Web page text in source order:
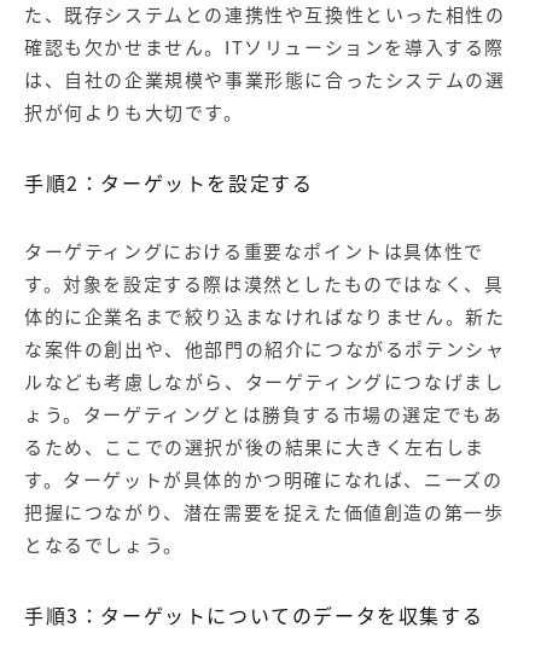
た、既存システムとの連携性や互換性といった相性の
確認も欠かせません。ITソリューションを導入する際
は、自社の企業規模や事業形態に合ったシステムの選
択が何よりも大切です。
手順2：ターゲットを設定する
ターゲティングにおける重要なポイントは具体性で
す。対象を設定する際は漠然としたものではなく、具
体的に企業名まで絞り込まなければなりません。新た
な案件の創出や、他部門の紹介につながるポテンシャ
ルなども考慮しながら、ターゲティングにつなげまし
ょう。ターゲティングとは勝負する市場の選定でもあ
るため、ここでの選択が後の結果に大きく左右しま
す。ターゲットが具体的かつ明確になれば、ニーズの
把握につながり、潜在需要を捉えた価値創造の第一歩
となるでしょう。
手順3：ターゲットについてのデータを収集する